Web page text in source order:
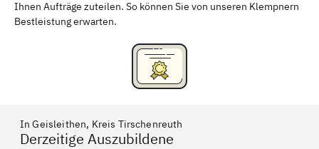
Ihnen Aufträge zuteilen. So können Sie von unseren Klempnern
Bestleistung erwarten.
In Geisleithen, Kreis Tirschenreuth
Derzeitige Auszubildene